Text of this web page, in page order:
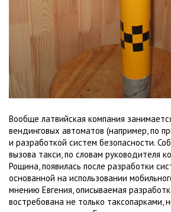
Вообще латвийская компания
вендинговых автоматов (например, по
и разработкой систем безопасности.
вызова такси, по словам руководителя
Рощина, появилась после разработки
основанной на использовании
мнению Евгения, описываемая
востребована не только таксопарками,